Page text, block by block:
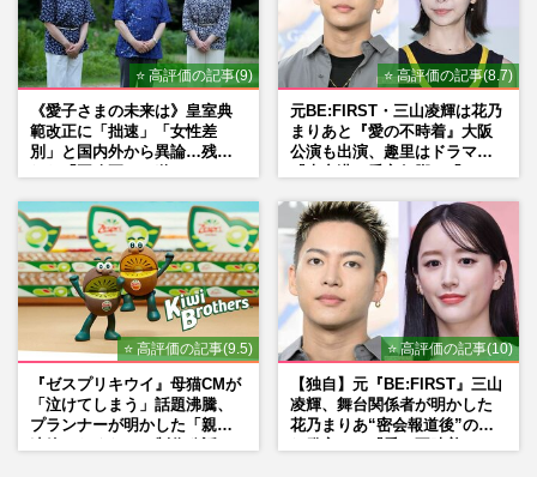
⭐ 高評価の記事(9)
《愛子さまの未来は》皇室典
範改正に「拙速」「女性差
別」と国内外から異論…残さ
⭐ 高評価の記事(8.7)
元BE:FIRST・三山凌輝は花乃
まりあと『愛の不時着』大阪
公演も出演、趣里はドラマ
⭐ 高評価の記事(9.5)
『ゼスプリキウイ』母猫CMが
「泣けてしまう」話題沸騰、
プランナーが明かした「親に
⭐ 高評価の記事(10)
【独自】元『BE:FIRST』三山
凌輝、舞台関係者が明かした
花乃まりあ“密会報道後”の呆